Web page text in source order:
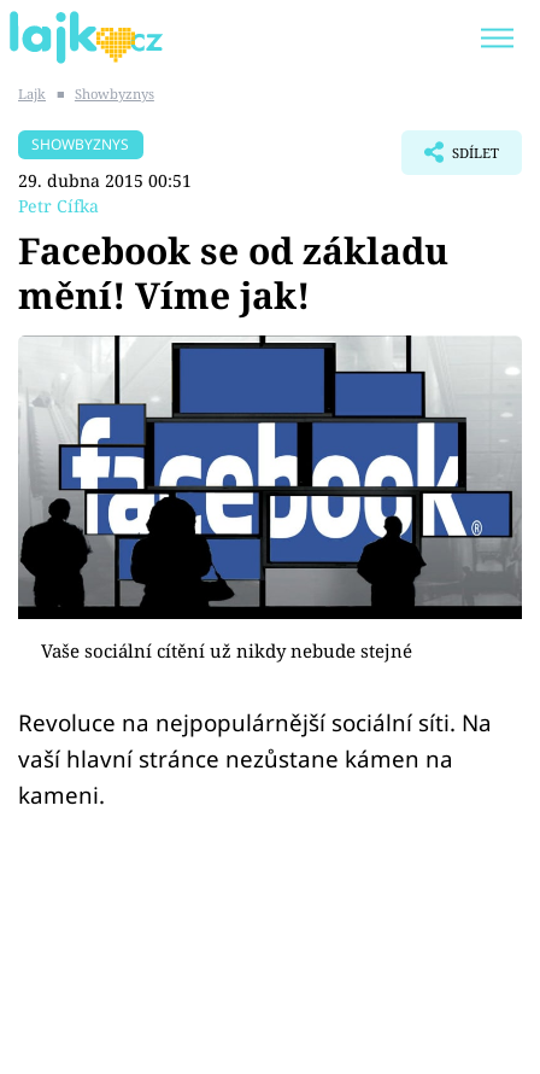
SHOPAHOLICADEL
Témata
Showbyznys
Youtubeři
Virály
Sex a vztahy
Videa
Sledujte prima+
Přihlášení
Lajk ■ Showbyznys
SHOWBYZNYS
29. dubna 2015 00:51
Petr Cífka
SDÍLET
Facebook se od základu
mění! Víme jak!
Vaše sociální cítění už nikdy nebude stejné
Revoluce na nejpopulárnější sociální síti. Na
vaší hlavní stránce nezůstane kámen na
kameni.